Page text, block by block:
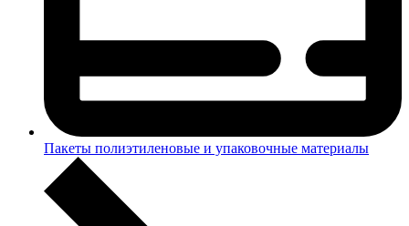
Пакеты полиэтиленовые и упаковочные материалы